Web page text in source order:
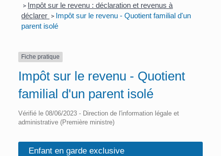
> Impôt sur le revenu : déclaration et revenus à
déclarer > Impôt sur le revenu - Quotient familial d'un
parent isolé
Fiche pratique
Impôt sur le revenu - Quotient
familial d'un parent isolé
Vérifié le 08/06/2023 - Direction de l'information légale et
administrative (Première ministre)
Enfant en garde exclusive